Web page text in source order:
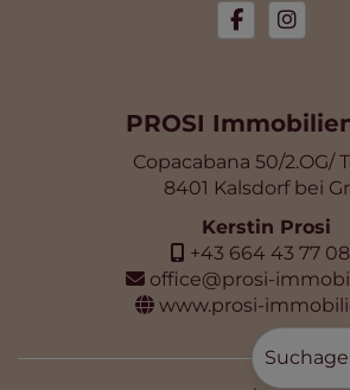
PROSI
Copacabana 50/2.OG/
8401 Kalsdorf bei
Kerstin Prosi
+43 664 43 77
office@prosi-
www.prosi-